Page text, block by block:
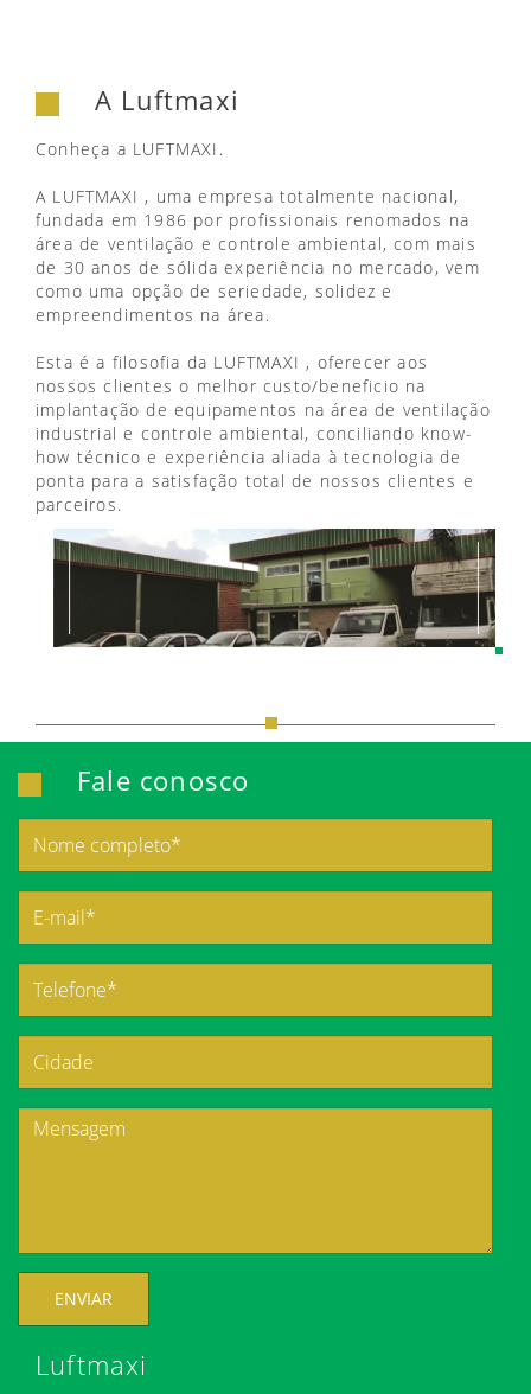
A Luftmaxi
Conheça a LUFTMAXI.
A LUFTMAXI , uma empresa totalmente nacional,
fundada em 1986 por profissionais renomados na
área de ventilação e controle ambiental, com mais
de 30 anos de sólida experiência no mercado, vem
como uma opção de seriedade, solidez e
empreendimentos na área.
Esta é a filosofia da LUFTMAXI , oferecer aos
nossos clientes o melhor custo/beneficio na
implantação de equipamentos na área de ventilação
industrial e controle ambiental, conciliando know-
how técnico e experiência aliada à tecnologia de
ponta para a satisfação total de nossos clientes e
parceiros.
Fale conosco
ENVIAR
Luftmaxi